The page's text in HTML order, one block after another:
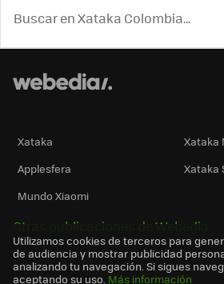
Xataka
Xataka
Applesfera
Xataka
Mundo Xiaomi
Otras publicaciones de Webedia
Utilizamos cookies de terceros para
de audiencia y mostrar publicidad
analizando tu navegación. Si sigues
aceptando su uso. Más información